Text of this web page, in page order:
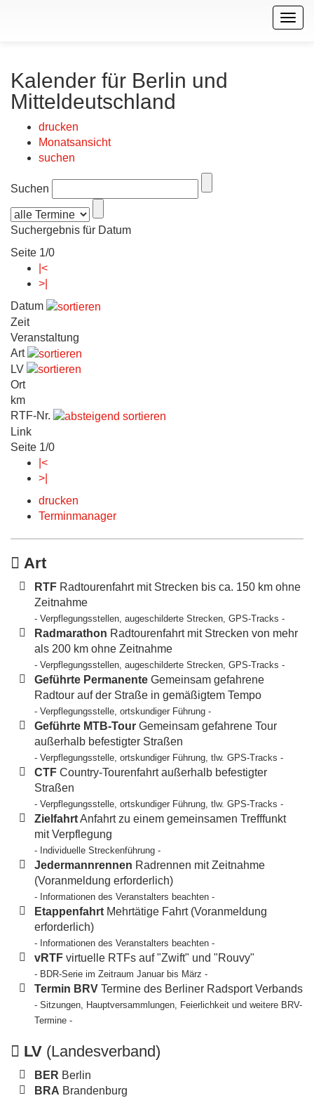
Kalender für Berlin und
Mitteldeutschland
drucken
Monatsansicht
suchen
Suchen
Suchergebnis für Datum
Seite 1/0
|<
>|
Datum
Zeit
Veranstaltung
Art
LV
Ort
km
RTF-Nr.
Link
Seite 1/0
|<
>|
drucken
Terminmanager
Art
RTF Radtourenfahrt mit Strecken bis ca. 150 km ohne
Zeitnahme
- Verpflegungsstellen, augeschilderte Strecken, GPS-Tracks -
Radmarathon Radtourenfahrt mit Strecken von mehr
als 200 km ohne Zeitnahme
- Verpflegungsstellen, augeschilderte Strecken, GPS-Tracks -
Geführte Permanente Gemeinsam gefahrene
Radtour auf der Straße in gemäßigtem Tempo
- Verpflegungsstelle, ortskundiger Führung -
Geführte MTB-Tour Gemeinsam gefahrene Tour
außerhalb befestigter Straßen
- Verpflegungsstelle, ortskundiger Führung, tlw. GPS-Tracks -
CTF Country-Tourenfahrt außerhalb befestigter
Straßen
- Verpflegungsstelle, ortskundiger Führung, tlw. GPS-Tracks -
ZielfahrtAnfahrt zu einem gemeinsamen Trefffunkt
mit Verpflegung
- Individuelle Streckenführung -
Jedermannrennen Radrennen mit Zeitnahme
(Voranmeldung erforderlich)
- Informationen des Veranstalters beachten -
Etappenfahrt Mehrtätige Fahrt (Voranmeldung
erforderlich)
- Informationen des Veranstalters beachten -
vRTF virtuelle RTFs auf "Zwift" und "Rouvy"
- BDR-Serie im Zeitraum Januar bis März -
Termin BRV Termine des Berliner Radsport Verbands
- Sitzungen, Hauptversammlungen, Feierlichkeit und weitere BRV-
Termine -
LV (Landesverband)
BER Berlin
BRA Brandenburg